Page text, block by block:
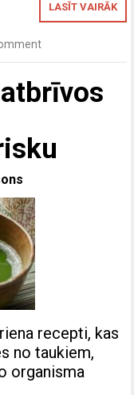
LASĪT VAIRĀK
recepti, kas
no taukiem,
organisma